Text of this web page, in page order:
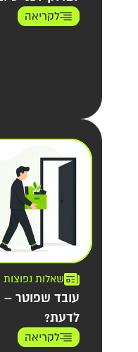
לקריאה
שאלות נפוצות
עובד שפוטר
לדעת?
לקריאה